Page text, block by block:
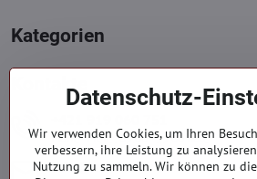
Kategorien
Kontakte
Mont. - Freit. : 09:00 - 15:00 hod.
info​@everlady​.eu
Datenschutz-
Wir verwenden Cookies, um Ihren
verbessern, ihre Leistung zu
Nutzung zu sammeln. Wir können zu